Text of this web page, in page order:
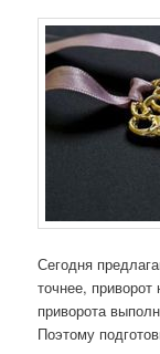
Сегодня
точнее,
приворота
Поэтому